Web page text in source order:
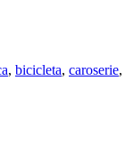
, bicicleta, caroserie,